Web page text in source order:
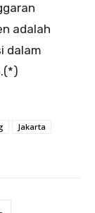
adalah
dalam
Jakarta